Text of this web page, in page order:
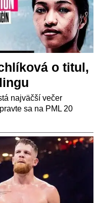
o titul,
najväčší večer
sa na PML 20